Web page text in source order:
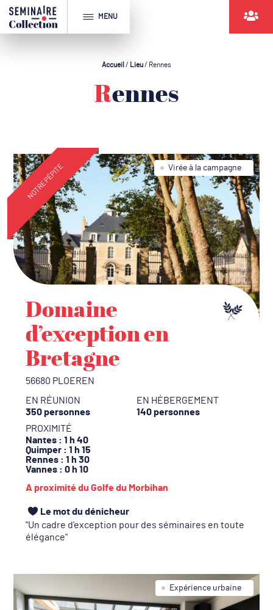
MENU
Accueil / Lieu/ Rennes
Rennes
Virée à la campagne
NOTRE PÉPITE
Domaine
d’exception en
Bretagne
56680 PLOEREN
EN RÉUNION
350 personnes
EN HÉBERGEMENT
140 personnes
PROXIMITÉ
Nantes : 1 h 40
Quimper : 1 h 15
Rennes : 1 h 30
Vannes : 0 h 10
A proximité du Golfe du Morbihan
Le mot du dénicheur
Un cadre d’exception pour des séminaires en toute
élégance
Expérience urbaine